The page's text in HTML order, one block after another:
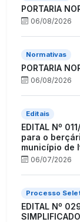
PORTARIA
06/08/2026
Normativas
PORTARIA
06/08/2026
Editais
EDITAL Nº
para o
município de
06/07/2026
Processo
EDITAL Nº